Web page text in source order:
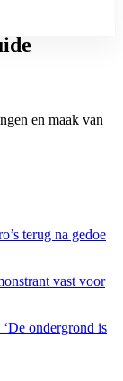
en maak van
terug na gedoe
vast voor
ondergrond is